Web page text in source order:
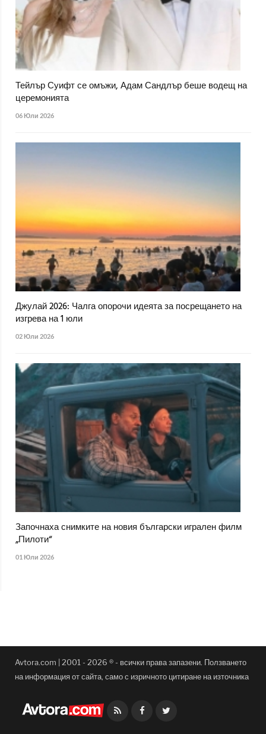
Тейлър Суифт се омъжи, Адам Сандлър беше водещ на
церемонията
06 Юли 2026
Джулай 2026: Чалга опорочи идеята за посрещането на
изгрева на 1 юли
02 Юли 2026
Започнаха снимките на новия български игрален филм
„Пилоти“
01 Юли 2026
Avtora.com | 2001 - 2026 ® - всички права запазени. Ползването
на информация от сайта, само с изричното цитиране на източника
Facebook